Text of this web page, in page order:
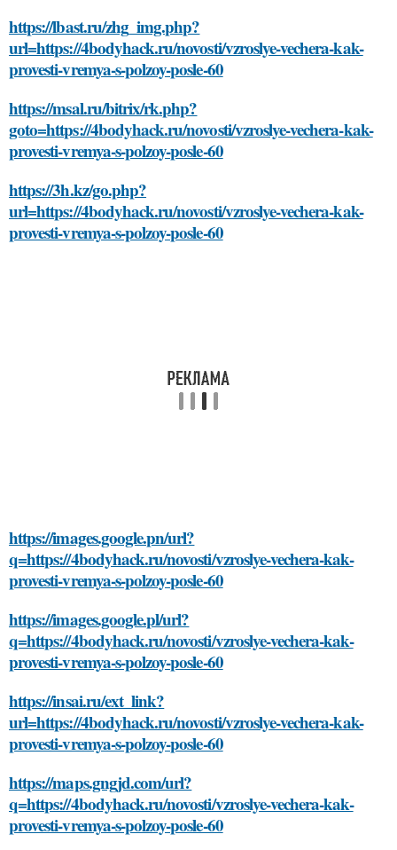
https://lbast.ru/zhg_img.php?
url=https://4bodyhack.ru/novosti/vzroslye-vechera-kak-
provesti-vremya-s-polzoy-posle-60
https://msal.ru/bitrix/rk.php?
goto=https://4bodyhack.ru/novosti/vzroslye-vechera-kak-
provesti-vremya-s-polzoy-posle-60
https://3h.kz/go.php?
url=https://4bodyhack.ru/novosti/vzroslye-vechera-kak-
provesti-vremya-s-polzoy-posle-60
https://images.google.pn/url?
q=https://4bodyhack.ru/novosti/vzroslye-vechera-kak-
provesti-vremya-s-polzoy-posle-60
https://images.google.pl/url?
q=https://4bodyhack.ru/novosti/vzroslye-vechera-kak-
provesti-vremya-s-polzoy-posle-60
https://insai.ru/ext_link?
url=https://4bodyhack.ru/novosti/vzroslye-vechera-kak-
provesti-vremya-s-polzoy-posle-60
https://maps.gngjd.com/url?
q=https://4bodyhack.ru/novosti/vzroslye-vechera-kak-
provesti-vremya-s-polzoy-posle-60